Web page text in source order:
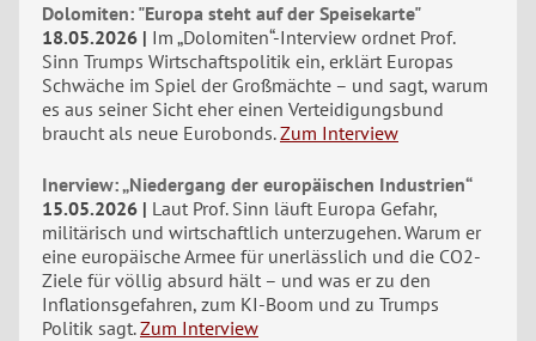
Dolomiten: "Europa steht auf der Speisekarte"
18.05.2026
Im „Dolomiten“-Interview ordnet Prof.
Sinn Trumps Wirtschaftspolitik ein, erklärt Europas
Schwäche im Spiel der Großmächte – und sagt, warum
es aus seiner Sicht eher einen Verteidigungsbund
braucht als neue Eurobonds. Zum Interview
Inerview: „Niedergang der europäischen Industrien“
15.05.2026
Laut Prof. Sinn läuft Europa Gefahr,
militärisch und wirtschaftlich unterzugehen. Warum er
eine europäische Armee für unerlässlich und die CO2-
Ziele für völlig absurd hält – und was er zu den
Inflationsgefahren, zum KI-Boom und zu Trumps
Politik sagt. Zum Interview